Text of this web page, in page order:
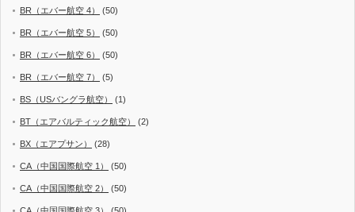
BR（エバー航空 4） (50)
BR（エバー航空 5） (50)
BR（エバー航空 6） (50)
BR（エバー航空 7） (5)
BS（USバングラ航空） (1)
BT（エアバルティック航空） (2)
BX（エアプサン） (28)
CA（中国国際航空 1） (50)
CA（中国国際航空 2） (50)
CA（中国国際航空 3） (50)